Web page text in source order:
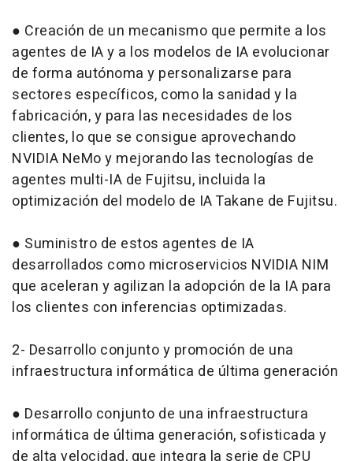
● Creación de un mecanismo que permite a los
agentes de IA y a los modelos de IA evolucionar
de forma autónoma y personalizarse para
sectores específicos, como la sanidad y la
fabricación, y para las necesidades de los
clientes, lo que se consigue aprovechando
NVIDIA NeMo y mejorando las tecnologías de
agentes multi-IA de Fujitsu, incluida la
optimización del modelo de IA Takane de Fujitsu.
● Suministro de estos agentes de IA
desarrollados como microservicios NVIDIA NIM
que aceleran y agilizan la adopción de la IA para
los clientes con inferencias optimizadas.
2- Desarrollo conjunto y promoción de una
infraestructura informática de última generación
● Desarrollo conjunto de una infraestructura
informática de última generación, sofisticada y
de alta velocidad, que integra la serie de CPU